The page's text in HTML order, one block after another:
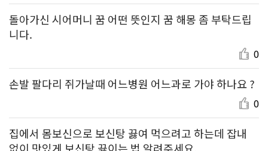
돌아가신 시어머니 꿈 어떤 뜻인지 꿈 해몽 좀 부탁드립
니다.
0
손발 팔다리 쥐가날때 어느병원 어느과로 가야 하나요 ?
0
집에서 몸보신으로 보신탕 끓여 먹으려고 하는데 잡내
없이 맛있게 보신탕 끓이는 법 알려주세요.